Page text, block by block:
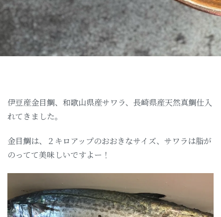
伊豆産金目鯛、和歌山県産サワラ、長崎県産天然真鯛仕入
れてきました。
金目鯛は、２キロアップのおおきなサイズ、サワラは脂が
のってて美味しいですよー！